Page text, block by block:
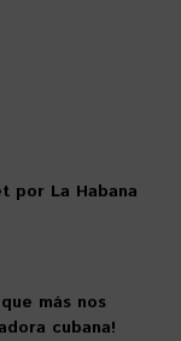
por La Habana
más nos
cubana!